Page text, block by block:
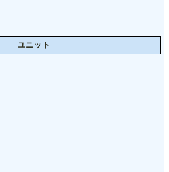
ユニット